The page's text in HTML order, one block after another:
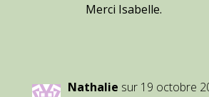
Merci Isabelle.
Nathalie sur 19 octobre